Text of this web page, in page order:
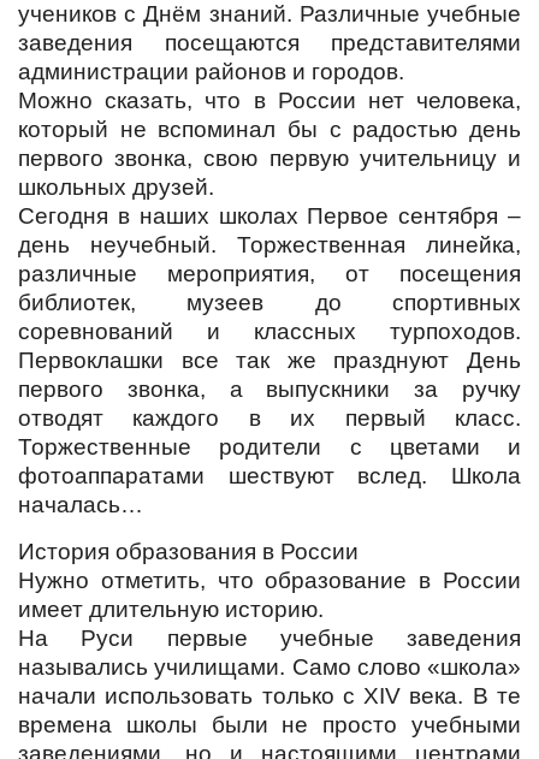
учеников с Днём знаний. Различные учебные
заведения посещаются представителями
администрации районов и городов.
Можно сказать, что в России нет человека,
который не вспоминал бы с радостью день
первого звонка, свою первую учительницу и
школьных друзей.
Сегодня в наших школах Первое сентября –
день неучебный. Торжественная линейка,
различные мероприятия, от посещения
библиотек, музеев до спортивных
соревнований и классных турпоходов.
Первоклашки все так же празднуют День
первого звонка, а выпускники за ручку
отводят каждого в их первый класс.
Торжественные родители с цветами и
фотоаппаратами шествуют вслед. Школа
началась…
История образования в России
Нужно отметить, что образование в России
имеет длительную историю.
На Руси первые учебные заведения
назывались училищами. Само слово «школа»
начали использовать только с XIV века. В те
времена школы были не просто учебными
заведениями, но и настоящими центрами